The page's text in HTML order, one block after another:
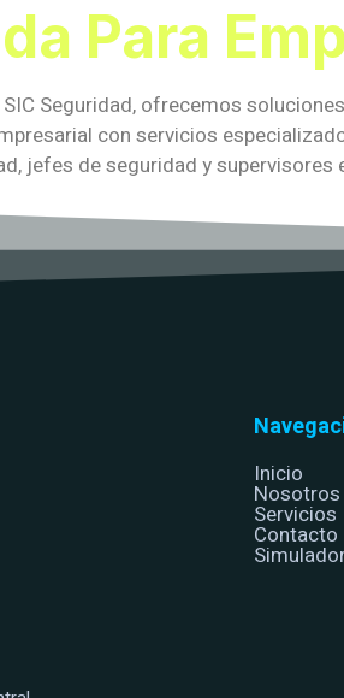
Para
Seguridad, ofrecemos
con servicios
jefes de seguridad y
Inicio
Nosotros
Servicios
Contacto